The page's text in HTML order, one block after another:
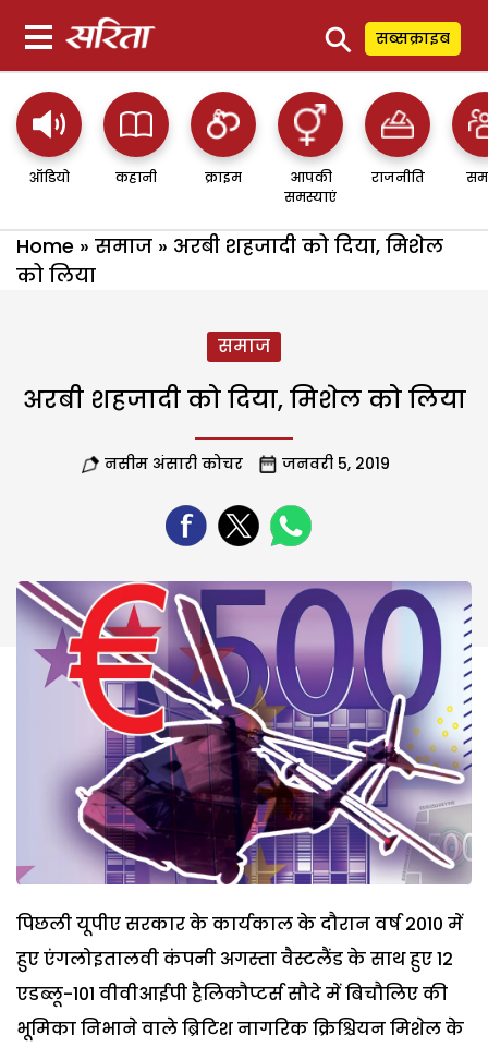
⚲ सब्सक्राइब
ऑडियो कहानी क्राइम
आपकी
समस्याएं
राजनीति
Home » समाज » अरबी शहजादी को दिया, मिशेल
को लिया
समाज
अरबी शहजादी को दिया, मिशेल को लिया
नसीम अंसारी कोचर जनवरी 5, 2019
पिछली यूपीए सरकार के कार्यकाल के दौरान वर्ष 2010 में
हुए एंगलोइतालवी कंपनी अगस्ता वैस्टलैंड के साथ हुए 12
एडब्लू-101 वीवीआईपी हैलिकौप्टर्स सौदे में बिचौलिए की
भूमिका निभाने वाले ब्रिटिश नागरिक क्रिश्चियन मिशेल के